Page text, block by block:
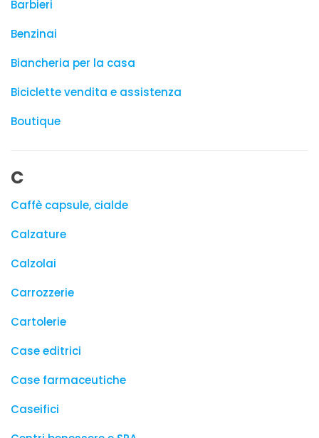
Barbieri
Benzinai
Biancheria per la casa
Biciclette vendita e assistenza
Boutique
C
Caffè capsule, cialde
Calzature
Calzolai
Carrozzerie
Cartolerie
Case editrici
Case farmaceutiche
Caseifici